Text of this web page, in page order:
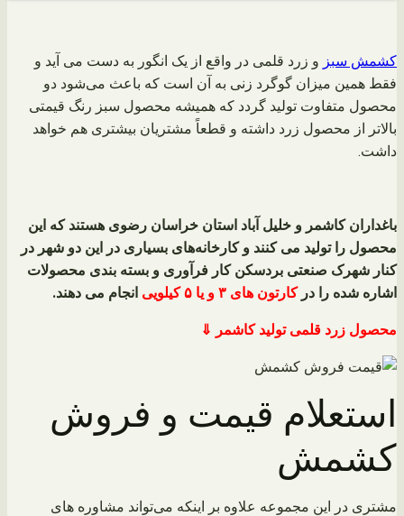
کشمش سبز و زرد قلمی در واقع از یک انگور به دست می آید و
فقط همین میزان گوگرد زنی به آن است که باعث می‌شود دو
محصول متفاوت تولید گردد که همیشه محصول سبز رنگ قیمتی
بالاتر از محصول زرد داشته و قطعاً مشتریان بیشتری هم خواهد
داشت.
باغداران کاشمر و خلیل آباد استان خراسان رضوی هستند که این
محصول را تولید می‌ کنند و کارخانه‌های بسیاری در این دو شهر در
کنار شهرک صنعتی بردسکن کار فرآوری و بسته‌ بندی محصولات
اشاره شده را درکارتون های ۳ و یا ۵ کیلویی انجام می دهند.
محصول زرد قلمی تولید کاشمر ⇓
استعلام قیمت و فروش
کشمش
مشتری در این مجموعه علاوه بر اینکه می‌تواند مشاوره های